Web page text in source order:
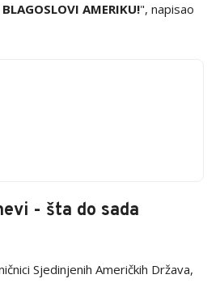
AMERIKU!", napisao
- šta do sada
Sjedinjenih Američkih Država,